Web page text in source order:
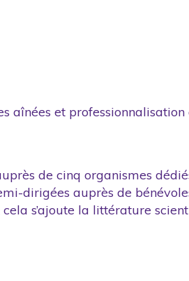
aînées et
de cinq organismes
dirigées auprès de
s’ajoute la littérature